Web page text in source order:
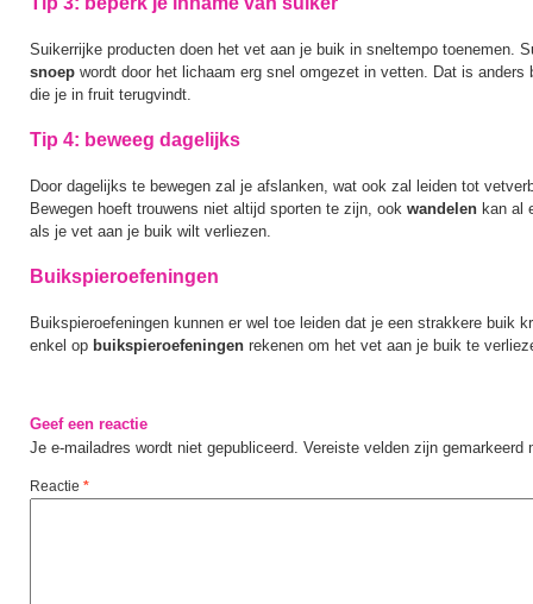
Suikerrijke producten doen het vet aan je buik in sneltempo toenemen.
snoep wordt door het lichaam erg snel omgezet in vetten. Dat is anders
die je in fruit terugvindt.
Tip 4: beweeg dagelijks
Door dagelijks te bewegen zal je afslanken, wat ook zal leiden tot
Bewegen hoeft trouwens niet altijd sporten te zijn, ook wandelen kan al
als je vet aan je buik wilt verliezen.
Buikspieroefeningen
Buikspieroefeningen kunnen er wel toe leiden dat je een strakkere buik
enkel op buikspieroefeningen rekenen om het vet aan je buik te
Geef een reactie
Je e-mailadres wordt niet gepubliceerd. Vereiste velden zijn gemarkeerd
Reactie *